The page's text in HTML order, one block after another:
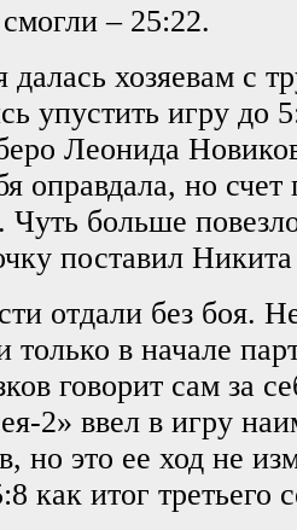
– 25:22.
далась хозяевам с
упустить игру до
Леонида
оправдала, но счет
Чуть больше
поставил
отдали без боя.
только в начале
говорит сам за
2» ввел в игру
но это ее ход не
как итог третьего